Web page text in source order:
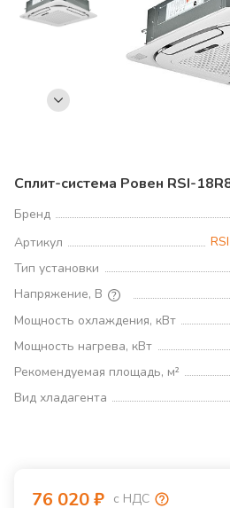
Сплит-система Ровен RSI-
Бренд
Артикул
Тип установки
Напряжение, В
Мощность охлаждения, кВт
Мощность нагрева, кВт
Рекомендуемая площадь, м²
Вид хладагента
76 020₽ с НДС